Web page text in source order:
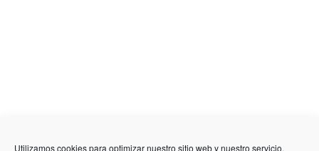
Utilizamos cookies para optimizar nuestro sitio web y nuestro servicio.